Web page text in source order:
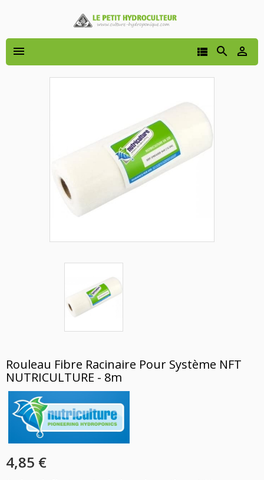
 


Rouleau Fibre Racinaire Pour Système NFT
NUTRICULTURE - 8m
4,85 €